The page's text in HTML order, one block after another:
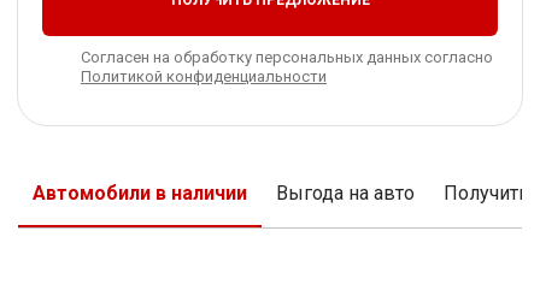
Согласен на обработку персональных данных согласно
Политикой конфиденциальности
Автомобили в наличии Выгода на авто Получить